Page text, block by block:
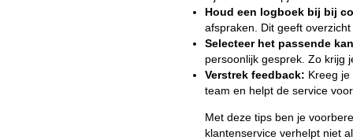
Houd een logboek bij bij
afspraken. Dit geeft
Selecteer het passende
persoonlijk gesprek. Zo krijg
Verstrek feedback: Kreeg
team en helpt de service
Met deze tips ben je
klantenservice verhelpt niet